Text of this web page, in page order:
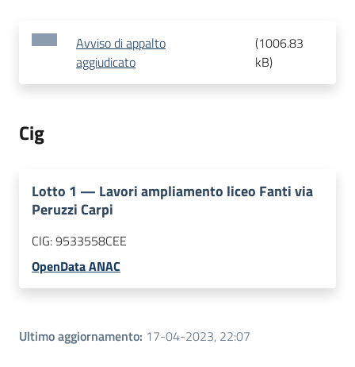
Avviso di appalto
aggiudicato
(1006.83
kB)
Cig
Lotto 1 — Lavori ampliamento liceo Fanti via
Peruzzi Carpi
CIG:9533558CEE
OpenData ANAC
Ultimo aggiornamento: 17-04-2023, 22:07